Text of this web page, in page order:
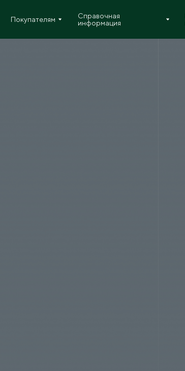
Покупателям
Справочная
информация